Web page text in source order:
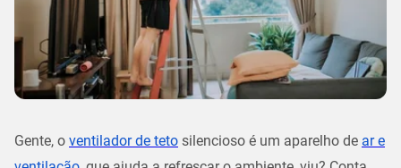
Gente, o ventilador de teto silencioso é um aparelho de ar e